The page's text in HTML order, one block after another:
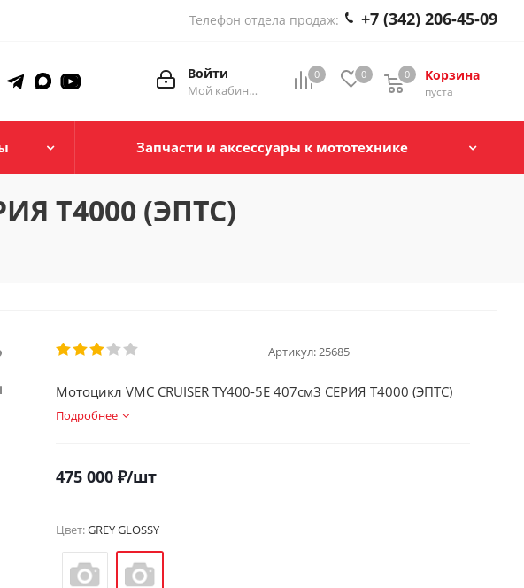
Телефон отдела продаж: +7 (342) 206-45-09
0 0 Корзина
0
пуста
0
Войти
Мой кабинет
Запчасти и аксессуары к мототехнике
T4000 (ЭПТС)
Артикул: 25685
Мотоцикл VMC CRUISER TY400-5E 407см3 СЕРИЯ T4000 (ЭПТС)
Подробнее
475 000 ₽/шт
Цвет:GREY GLOSSY